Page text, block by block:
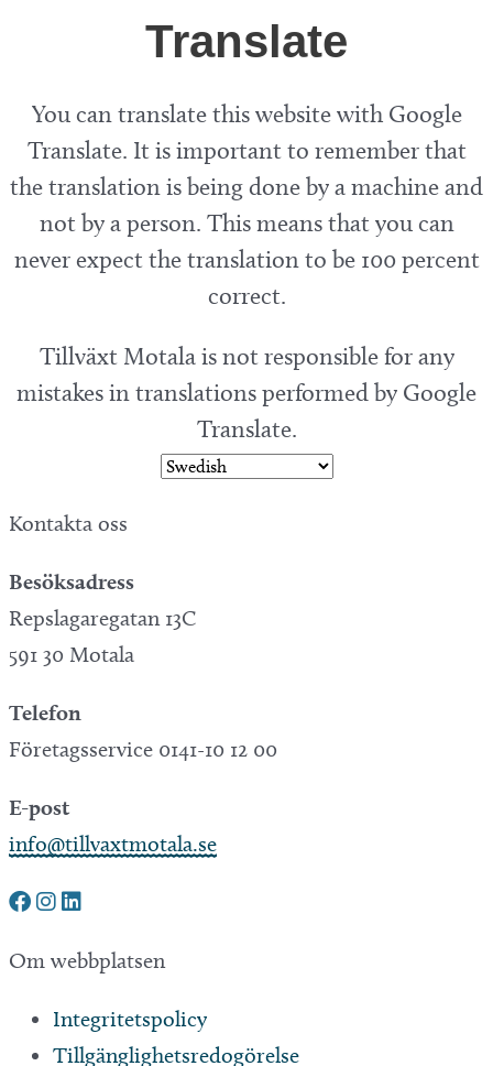
Translate
You can translate this website with Google
Translate. It is important to remember that
the translation is being done by a machine and
not by a person. This means that you can
never expect the translation to be 100 percent
correct.
Tillväxt Motala is not responsible for any
mistakes in translations performed by Google
Translate.
Kontakta oss
Besöksadress
Repslagaregatan 13C
591 30 Motala
Telefon
Företagsservice 0141-10 12 00
E-post
info@tillvaxtmotala.se
Om webbplatsen
Integritetspolicy
Tillgänglighetsredogörelse